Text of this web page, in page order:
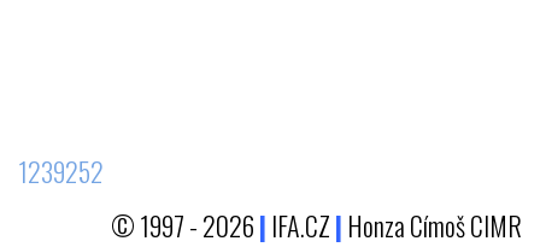
1239252
© 1997 - 2026| IFA.CZ| Honza Címoš CIMR